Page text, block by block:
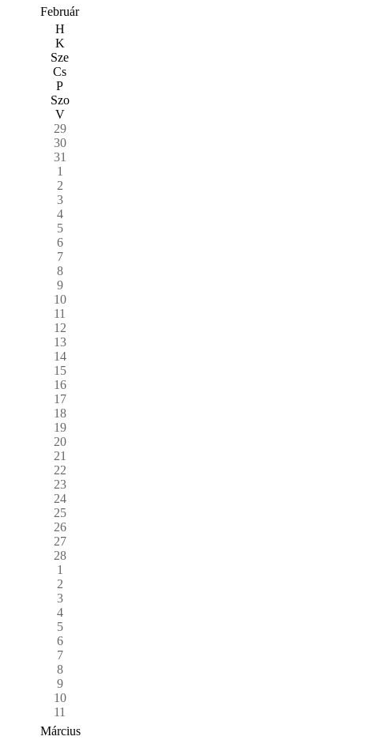
Február
H
K
Sze
Cs
P
Szo
V
29
30
31
1
2
3
4
5
6
7
8
9
10
11
12
13
14
15
16
17
18
19
20
21
22
23
24
25
26
27
28
1
2
3
4
5
6
7
8
9
10
11
Március